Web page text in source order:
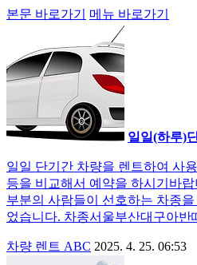
본문 바로가기 메뉴 바로가기
일일(하루)
일일 단기간 차량을 렌트하여 사
등을 비교해서 예약을 하시기바
부분의 사람들이 선호하는 차종
었습니다. 차종서울부산대구아반
차량 렌트 ABC 2025. 4. 25. 06:53